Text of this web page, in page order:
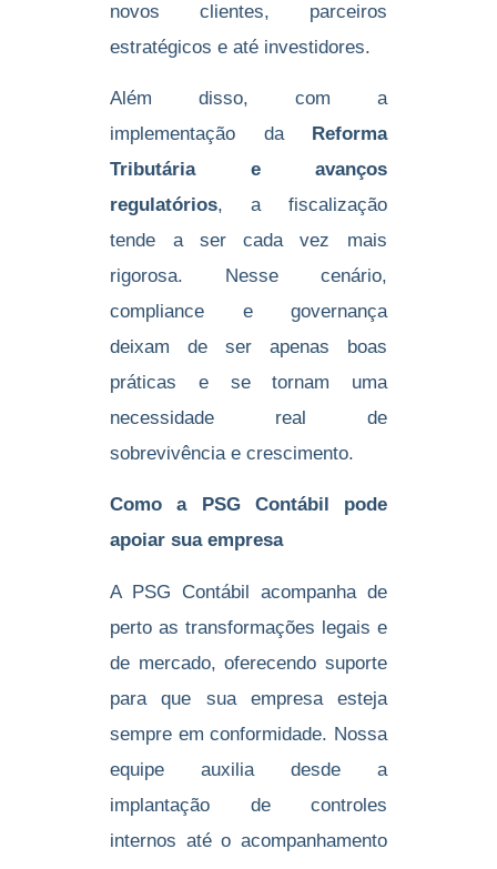
novos clientes, parceiros
estratégicos e até investidores.
Além disso, com a
implementação da Reforma
Tributária e avanços
regulatórios, a fiscalização
tende a ser cada vez mais
rigorosa. Nesse cenário,
compliance e governança
deixam de ser apenas boas
práticas e se tornam uma
necessidade real de
sobrevivência e crescimento.
Como a PSG Contábil pode
apoiar sua empresa
A PSG Contábil acompanha de
perto as transformações legais e
de mercado, oferecendo suporte
para que sua empresa esteja
sempre em conformidade. Nossa
equipe auxilia desde a
implantação de controles
internos até o acompanhamento